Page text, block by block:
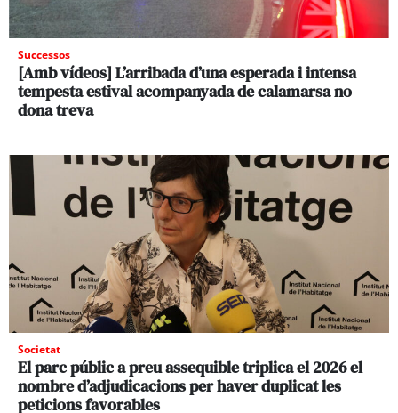
Successos
[Amb vídeos] L’arribada d’una esperada i intensa
tempesta estival acompanyada de calamarsa no
dona treva
Societat
El parc públic a preu assequible triplica el 2026 el
nombre d’adjudicacions per haver duplicat les
peticions favorables